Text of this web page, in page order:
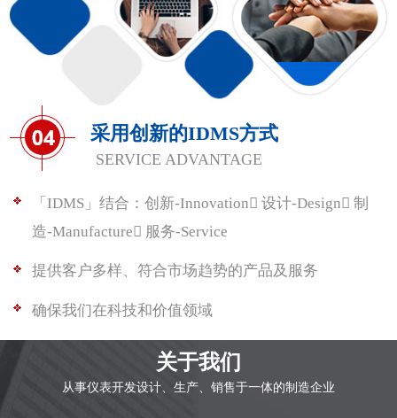
采用创新的IDMS方式
SERVICE ADVANTAGE
「IDMS」结合：创新-Innovation 设计-Design 制
造-Manufacture 服务-Service
提供客户多样、符合市场趋势的产品及服务
确保我们在科技和价值领域
关于我们
从事仪表开发设计、生产、销售于一体的制造企业